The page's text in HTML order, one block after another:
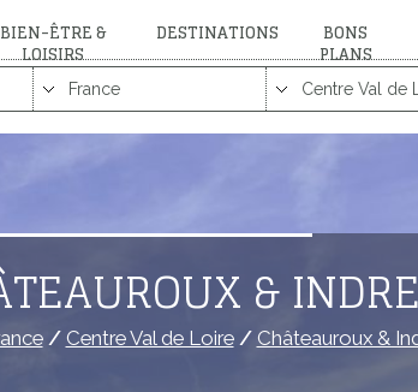
BIEN-ÊTRE &
LOISIRS
DESTINATIONS BONS
PLANS
&
/ Centre Val de Loire/ Châteauroux &